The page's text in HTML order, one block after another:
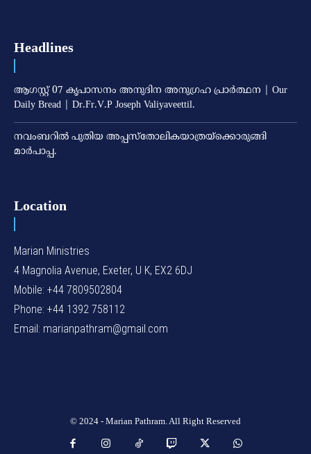
Headlines
ആഗസ്റ്റ് 07 കൃപാസനം അനുദിന അനുഗ്രഹ പ്രാർത്ഥന | Our
Daily Bread | Dr.Fr.V.P Joseph Valiyaveettil.
നവംബറില്‍ പുതിയ അപ്പസ്‌തോലികയാത്രയ്‌ക്കൊരുങ്ങി
മാര്‍പാപ്പ.
Location
Marian Ministries
4 Magnolia Avenue, Exeter, U K, EX2 6DJ
Mobile: +44 7809502804
Phone: +44 1392 758112
Email: marianpathram@gmail.com
© 2024 - Marian Pathram. All Right Reserved